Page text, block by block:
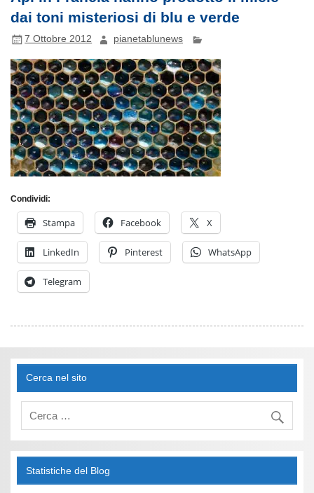
dai toni misteriosi di blu e verde
7 Ottobre 2012 pianetablunews
Condividi:
Stampa Facebook X
LinkedIn Pinterest WhatsApp
Telegram
Cerca nel sito
Statistiche del Blog